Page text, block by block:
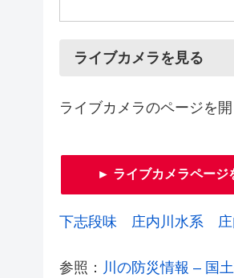
ライブカメラを見る
ライブカメラのページを
► ライブカメラページ
下志段味 庄内川水系 庄
参照： 川の防災情報 – 国